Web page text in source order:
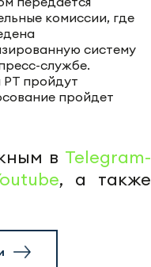
комиссии, где
систему
службе.
РТ пройдут
пройдет
в Telegram-
, а также